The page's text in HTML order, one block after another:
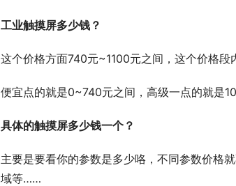
工业触摸屏多少钱 ？
这个价格方面740元~1100元之间，这个价格段
便宜点的就是0~740元之间，高级一点的就是
具体的触摸屏多少钱一个？
主要是要看你的参数是多少咯，不同参数价格
域等……